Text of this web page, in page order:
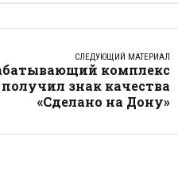
СЛЕДУЮЩИЙ МАТЕРИАЛ
комплекс
знак качества
«Сделано на Дону»